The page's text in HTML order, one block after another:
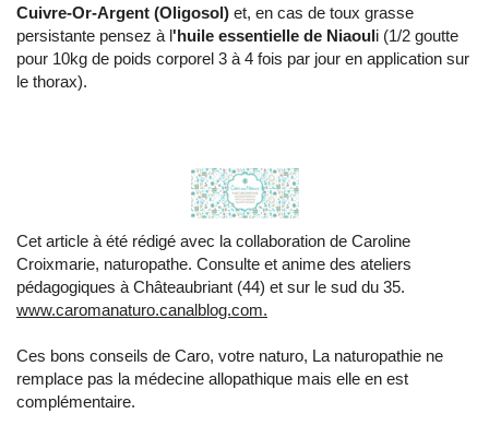
Cuivre-Or-Argent (Oligosol) et, en cas de toux grasse
persistante pensez à l'huile essentielle de Niaouli (1/2 goutte
pour 10kg de poids corporel 3 à 4 fois par jour en application sur
le thorax).
Cet article à été rédigé avec la collaboration de Caroline
Croixmarie, naturopathe. Consulte et anime des ateliers
pédagogiques à Châteaubriant (44) et sur le sud du 35.
www.caromanaturo.canalblog.com.
Ces bons conseils de Caro, votre naturo, La naturopathie ne
remplace pas la médecine allopathique mais elle en est
complémentaire.